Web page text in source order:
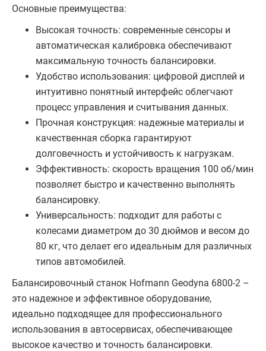
Основные преимущества:
Высокая точность: современные сенсоры и
автоматическая калибровка обеспечивают
максимальную точность балансировки.
Удобство использования: цифровой дисплей и
интуитивно понятный интерфейс облегчают
процесс управления и считывания данных.
Прочная конструкция: надежные материалы и
качественная сборка гарантируют
долговечность и устойчивость к нагрузкам.
Эффективность: скорость вращения 100 об/мин
позволяет быстро и качественно выполнять
балансировку.
Универсальность: подходит для работы с
колесами диаметром до 30 дюймов и весом до
80 кг, что делает его идеальным для различных
типов автомобилей.
Балансировочный станок Hofmann Geodyna 6800-2 –
это надежное и эффективное оборудование,
идеально подходящее для профессионального
использования в автосервисах, обеспечивающее
высокое качество и точность балансировки.